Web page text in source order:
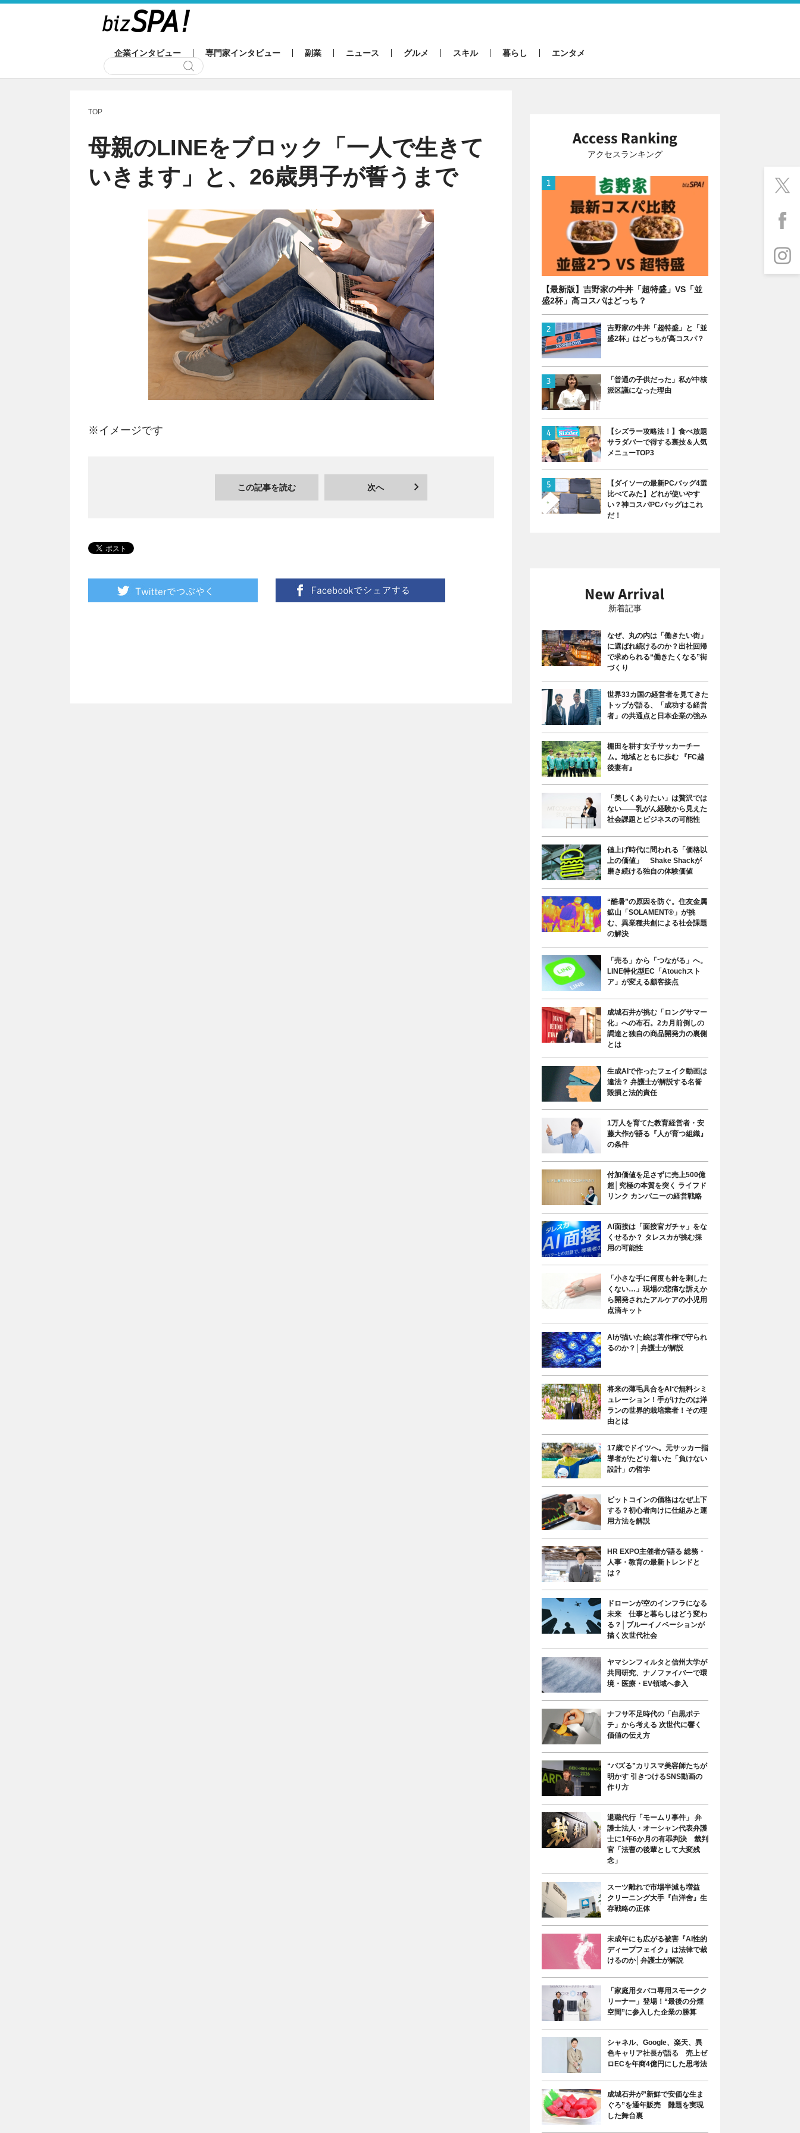
企業インタビュー 専門家インタビュー 副業 ニュース グルメ スキル 暮らし エンタメ
TOP
母親のLINEをブロック「一人で生きて
いきます」と、26歳男子が誓うまで
※イメージです
この記事を読む 次へ
アクセスランキング
【最新版】吉野家の牛丼「超特盛」VS「並
盛2杯」高コスパはどっち？
吉野家の牛丼「超特盛」と「並
盛2杯」はどっちが高コスパ？
「普通の子供だった」私が中核
派区議になった理由
【シズラー攻略法！】食べ放題
サラダバーで得する裏技＆人気
メニューTOP3
【ダイソーの最新PCバッグ4選
比べてみた】どれが使いやす
い？神コスパPCバッグはこれ
だ！
新着記事
なぜ、丸の内は「働きたい街」
に選ばれ続けるのか？出社回帰
で求められる“働きたくなる”街
づくり
世界33カ国の経営者を見てきた
トップが語る、「成功する経営
者」の共通点と日本企業の強み
棚田を耕す女子サッカーチー
ム。地域とともに歩む 『FC越
後妻有』
「美しくありたい」は贅沢では
ない――乳がん経験から見えた
社会課題とビジネスの可能性
値上げ時代に問われる「価格以
上の価値」 Shake Shackが
磨き続ける独自の体験価値
“酷暑”の原因を防ぐ。住友金属
鉱山「SOLAMENT®」が挑
む、異業種共創による社会課題
の解決
「売る」から「つながる」へ。
LINE特化型EC「Atouchスト
ア」が変える顧客接点
成城石井が挑む「ロングサマー
化」への布石。2カ月前倒しの
調達と独自の商品開発力の裏側
とは
生成AIで作ったフェイク動画は
違法？ 弁護士が解説する名誉
毀損と法的責任
1万人を育てた教育経営者・安
藤大作が語る『人が育つ組織』
の条件
付加価値を足さずに売上500億
超│究極の本質を突く ライフド
リンク カンパニーの経営戦略
AI面接は「面接官ガチャ」をな
くせるか？ タレスカが挑む採
用の可能性
「小さな手に何度も針を刺した
くない…」現場の悲痛な訴えか
ら開発されたアルケアの小児用
点滴キット
AIが描いた絵は著作権で守られ
るのか？│弁護士が解説
将来の薄毛具合をAIで無料シミ
ュレーション！手がけたのは洋
ランの世界的栽培業者！その理
由とは
17歳でドイツへ。元サッカー指
導者がたどり着いた「負けない
設計」の哲学
ビットコインの価格はなぜ上下
する？初心者向けに仕組みと運
用方法を解説
HR EXPO主催者が語る 総務・
人事・教育の最新トレンドと
は？
ドローンが空のインフラになる
未来 仕事と暮らしはどう変わ
る？│ブルーイノベーションが
描く次世代社会
ヤマシンフィルタと信州大学が
共同研究、ナノファイバーで環
境・医療・EV領域へ参入
ナフサ不足時代の「白黒ポテ
チ」から考える 次世代に響く
価値の伝え方
“バズる”カリスマ美容師たちが
明かす 引きつけるSNS動画の
作り方
退職代行「モームリ事件」 弁
護士法人・オーシャン代表弁護
士に1年6か月の有罪判決 裁判
官「法曹の後輩として大変残
念」
スーツ離れで市場半減も増益
クリーニング大手『白洋舍』生
存戦略の正体
未成年にも広がる被害『AI性的
ディープフェイク』は法律で裁
けるのか│弁護士が解説
「家庭用タバコ専用スモークク
リーナー」登場！“最後の分煙
空間”に参入した企業の勝算
シャネル、Google、楽天、異
色キャリア社長が語る 売上ゼ
ロECを年商4億円にした思考法
成城石井が”新鮮で安価な生ま
ぐろ”を通年販売 難題を実現
した舞台裏